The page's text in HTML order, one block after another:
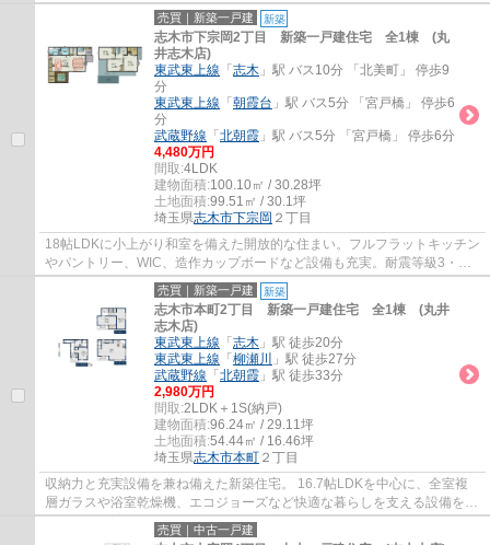
シーに配慮しながら洗濯物を干せる、使い勝...
売買｜新築一戸建 新築
志木市下宗岡2丁目 新築一戸建住宅 全1棟 (丸
井志木店)
東武東上線 「 志木 」駅 バス10分 「北美町」 停歩9
分
東武東上線 「 朝霞台 」駅 バス5分 「宮戸橋」 停歩6
分
武蔵野線 「 北朝霞 」駅 バス5分 「宮戸橋」 停歩6分
4,480万円
間取:4LDK
建物面積:100.10㎡ / 30.28坪
土地面積:99.51㎡ / 30.1坪
埼玉県志木市下宗岡 ２丁目
18帖LDKに小上がり和室を備えた開放的な住まい。フルフラットキッチン
やパントリー、WIC、造作カップボードなど設備も充実。耐震等級3・
ZEH水準・住宅性能評価取得の安心も魅力です。
売買｜新築一戸建 新築
志木市本町2丁目 新築一戸建住宅 全1棟 (丸井
志木店)
東武東上線 「 志木 」駅 徒歩20分
東武東上線 「 柳瀬川
」駅 徒歩27分
武蔵野線 「 北朝霞 」駅 徒歩33分
2,980万円
間取:2LDK＋1S(納戸)
建物面積:96.24㎡ / 29.11坪
土地面積:54.44㎡ / 16.46坪
埼玉県志木市本町 ２丁目
収納力と充実設備を兼ね備えた新築住宅。 16.7帖LDKを中心に、全室複
層ガラスや浴室乾燥機、エコジョーズなど快適な暮らしを支える設備を標
準装備。 教育施設が徒歩圏に充実し子育ても...
売買｜中古一戸建